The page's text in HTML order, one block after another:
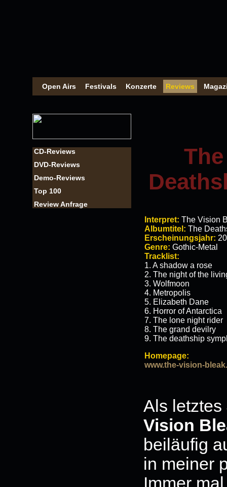
Open Airs Festivals Konzerte Reviews
CD-Reviews
DVD-Reviews
Demo-Reviews
Top 100
Review Anfrage
Interpret: The Vision
Albumtitel: The
Erscheinungsjahr:
Genre: Gothic-Metal
Tracklist:
1. A shadow a rose
2. The night of the
3. Wolfmoon
4. Metropolis
5. Elizabeth Dane
6. Horror of Antarctica
7. The lone night rider
8. The grand devilry
9. The deathship
Homepage:
www.the-vision-
Als
Vision
beiläufig
in meiner
Immer